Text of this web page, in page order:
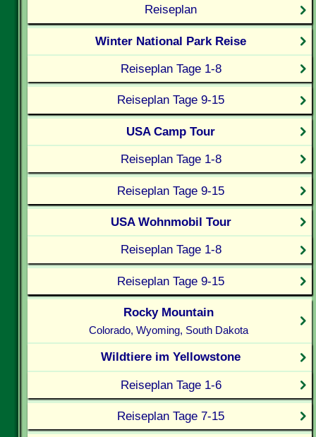
Reiseplan
Winter National Park Reise
Reiseplan Tage 1-8
Reiseplan Tage 9-15
USA Camp Tour
Reiseplan Tage 1-8
Reiseplan Tage 9-15
USA Wohnmobil Tour
Reiseplan Tage 1-8
Reiseplan Tage 9-15
Rocky Mountain
Colorado, Wyoming, South Dakota
Wildtiere im Yellowstone
Reiseplan Tage 1-6
Reiseplan Tage 7-15